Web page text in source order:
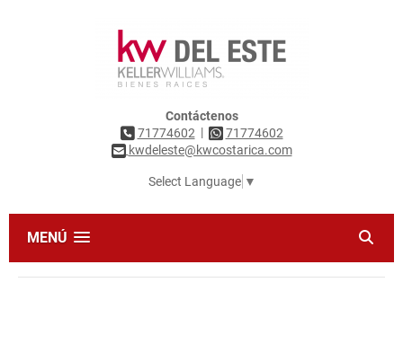
Contáctenos
71774602 |
71774602
kwdeleste@kwcostarica.com
Select Language ▼
MENÚ